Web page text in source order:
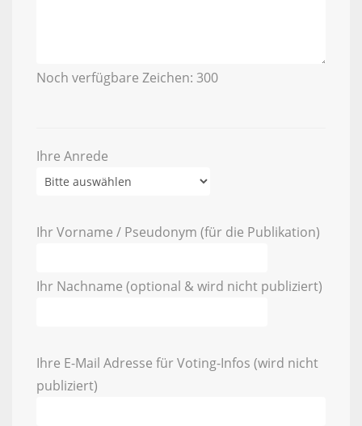
Noch verfügbare Zeichen: 300
Ihre Anrede
Ihr Vorname / Pseudonym (für die Publikation)
Ihr Nachname (optional & wird nicht publiziert)
Ihre E-Mail Adresse für Voting-Infos (wird nicht
publiziert)